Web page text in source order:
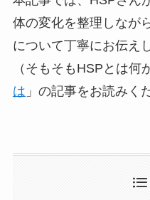
体の変化を整理しなが
について丁寧にお伝え
（そもそもHSPとは何
は 」の記事をお読みく